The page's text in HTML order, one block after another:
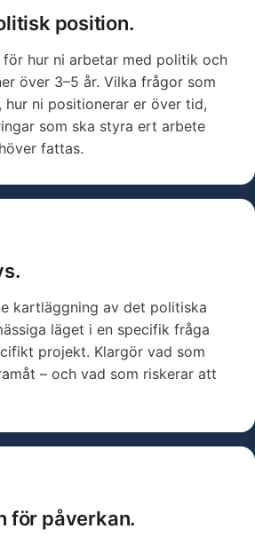
position.
hur ni arbetar med politik och
över 3–5 år. Vilka frågor som
ni positionerar er över tid,
som ska styra ert arbete
fattas.
kartläggning av det politiska
läget i en specifik fråga
projekt. Klargör vad som
– och vad som riskerar att
för påverkan.